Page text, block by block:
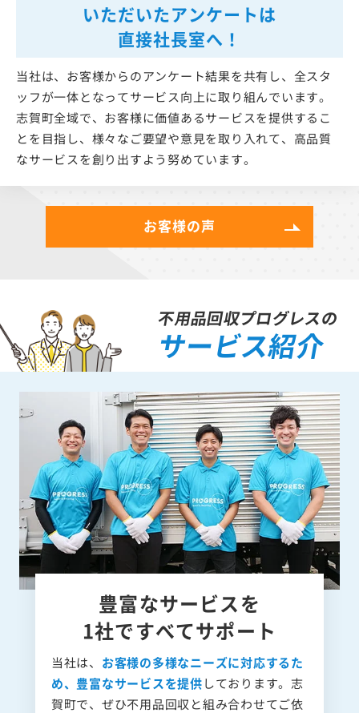
いただいたアンケートは
直接社長室へ！
当社は、お客様からのアンケート結果を共有し、全スタ
ッフが一体となってサービス向上に取り組んでいます。
志賀町全域で、お客様に価値あるサービスを提供するこ
とを目指し、様々なご要望や意見を取り入れて、高品質
なサービスを創り出すよう努めています。
お客様の声
不用品回収プログレスの
サービス紹介
豊富なサービスを
1社ですべてサポート
当社は、 お客様の多様なニーズに対応するた
め、豊富なサービスを提供しております。志
賀町で、ぜひ不用品回収と組み合わせてご依